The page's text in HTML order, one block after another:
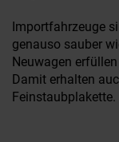
Importfahrzeuge
genauso sauber
Neuwagen
Damit erhalten
Feinstaubplakette.